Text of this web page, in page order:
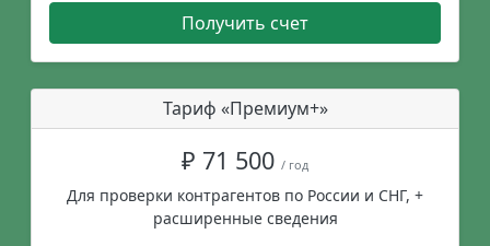
Получить счет
Тариф «Премиум+»
₽ 71 500 / год
Для проверки контрагентов по России и СНГ, +
расширенные сведения